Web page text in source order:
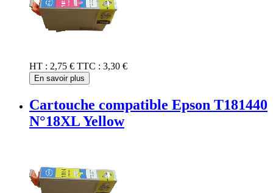
HT : 2,75 € TTC : 3,30 €
En savoir plus
Cartouche compatible Epson T181440
N°18XL Yellow